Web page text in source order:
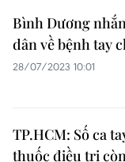
Bình Dương
dân về bệnh tay
28/07/2023 10:01
TP.HCM: Số ca
thuốc điều trị